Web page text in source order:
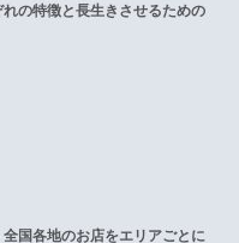
の特徴と長生きさせるための
国各地のお店をエリアごとに